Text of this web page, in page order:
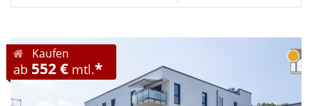
Kaufen
ab 552 € mtl.*